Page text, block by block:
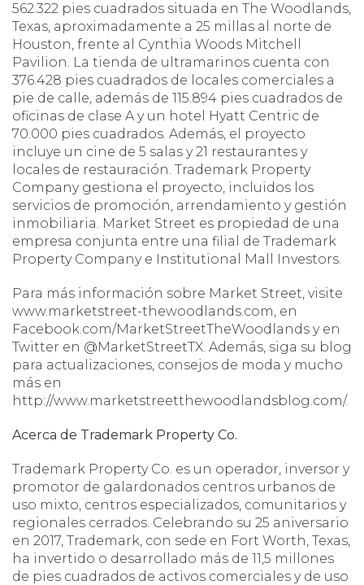
562.322 pies cuadrados situada en The Woodlands,
Texas, aproximadamente a 25 millas al norte de
Houston, frente al Cynthia Woods Mitchell
Pavilion. La tienda de ultramarinos cuenta con
376.428 pies cuadrados de locales comerciales a
pie de calle, además de 115.894 pies cuadrados de
oficinas de clase A y un hotel Hyatt Centric de
70.000 pies cuadrados. Además, el proyecto
incluye un cine de 5 salas y 21 restaurantes y
locales de restauración. Trademark Property
Company gestiona el proyecto, incluidos los
servicios de promoción, arrendamiento y gestión
inmobiliaria. Market Street es propiedad de una
empresa conjunta entre una filial de Trademark
Property Company e Institutional Mall Investors.
Para más información sobre Market Street, visite
www.marketstreet-thewoodlands.com, en
Facebook.com/MarketStreetTheWoodlands y en
Twitter en @MarketStreetTX. Además, siga su blog
para actualizaciones, consejos de moda y mucho
más en
http://www.marketstreetthewoodlandsblog.com/.
Acerca de Trademark Property Co.
Trademark Property Co. es un operador, inversor y
promotor de galardonados centros urbanos de
uso mixto, centros especializados, comunitarios y
regionales cerrados. Celebrando su 25 aniversario
en 2017, Trademark, con sede en Fort Worth, Texas,
ha invertido o desarrollado más de 11,5 millones
de pies cuadrados de activos comerciales y de uso